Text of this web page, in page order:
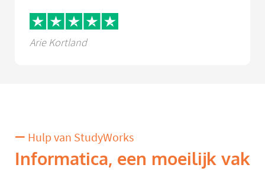
Arie Kortland
Hulp van StudyWorks
Informatica, een moeilijk vak